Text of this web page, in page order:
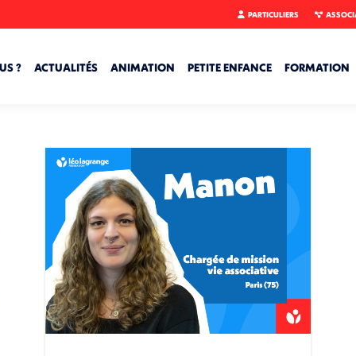
PARTICULIERS
? ACTUALITÉS ANIMATION PETITE ENFANCE FORMATION